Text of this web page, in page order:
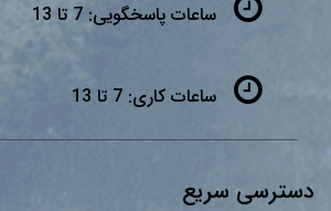
ساعات پاسخگویی: 7 تا 13
ساعات کاری: 7 تا 13
دسترسی سریع